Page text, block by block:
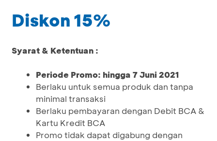
Diskon 15%
Syarat & Ketentuan :
Periode Promo: hingga 7 Juni 2021
Berlaku untuk semua produk dan tanpa
minimal transaksi
Berlaku pembayaran dengan Debit BCA &
Kartu Kredit BCA
Promo tidak dapat digabung dengan